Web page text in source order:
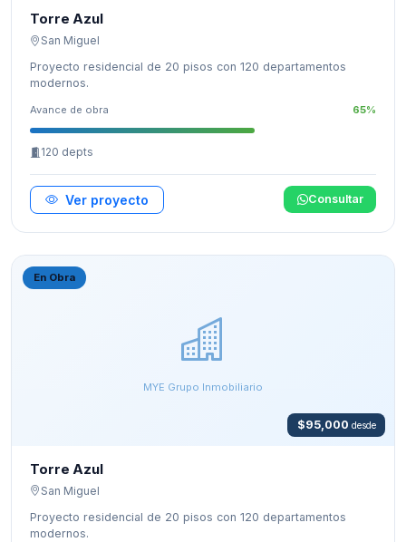
Torre Azul
San Miguel
Proyecto residencial de 20 pisos con 120 departamentos
modernos.
Avance de obra 65%
120 depts
Ver proyecto Consultar
MYE Grupo Inmobiliario
En Obra
$95,000 desde
Torre Azul
San Miguel
Proyecto residencial de 20 pisos con 120 departamentos
modernos.